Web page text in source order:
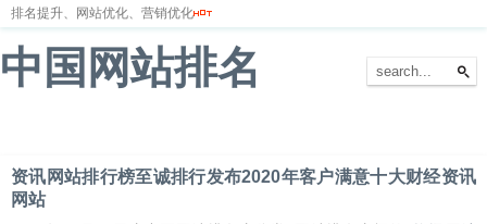
排名提升、网站优化、营销优化
中国网站排名
资讯网站排行榜至诚排行发布2020年客户满意十大财经资讯
网站